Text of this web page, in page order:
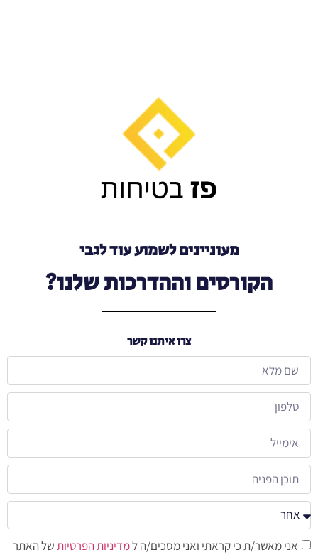
מעוניינים לשמוע עוד לגבי
הקורסים וההדרכות שלנו?
צרו איתנו קשר
אני מאשר/ת כי קראתי ואני מסכים/ה למדיניות הפרטיותשל האתר